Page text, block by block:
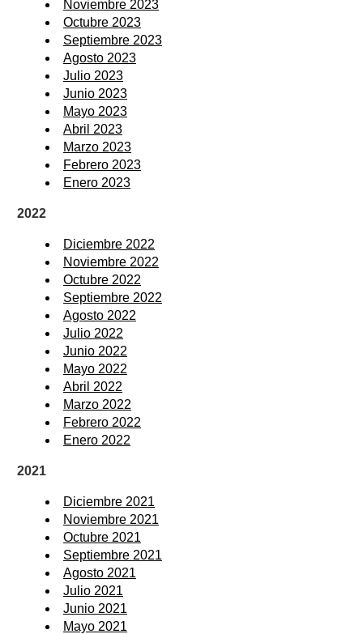
Noviembre 2023
Octubre 2023
Septiembre 2023
Agosto 2023
Julio 2023
Junio 2023
Mayo 2023
Abril 2023
Marzo 2023
Febrero 2023
Enero 2023
2022
Diciembre 2022
Noviembre 2022
Octubre 2022
Septiembre 2022
Agosto 2022
Julio 2022
Junio 2022
Mayo 2022
Abril 2022
Marzo 2022
Febrero 2022
Enero 2022
2021
Diciembre 2021
Noviembre 2021
Octubre 2021
Septiembre 2021
Agosto 2021
Julio 2021
Junio 2021
Mayo 2021